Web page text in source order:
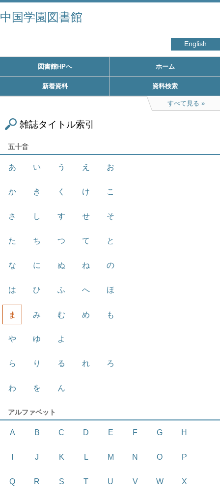
中国学園図書館
English
図書館HPへ ホーム
新着資料 資料検索
すべて見る
雑誌タイトル索引
五十音
あ い う え お
か き く け こ
さ し す せ そ
た ち つ て と
な に ぬ ね の
は ひ ふ へ ほ
ま み む め も
や ゆ よ
ら り る れ ろ
わ を ん
アルファベット
A B C D E F G H
J K L M N O P
Q R S T U V W X